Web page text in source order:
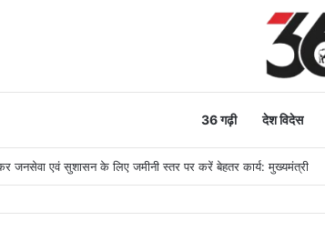
36 गढ़ी देश विदेस
जनसेवा एवं सुशासन के लिए जमीनी स्तर पर करें बेहतर कार्य: मुख्यमंत्री